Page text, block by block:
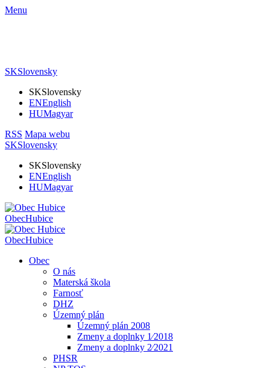
Menu
SKSlovensky
SKSlovensky
ENEnglish
HUMagyar
RSS Mapa webu
SKSlovensky
SKSlovensky
ENEnglish
HUMagyar
ObecHubice
ObecHubice
Obec
O nás
Materská škola
Farnosť
DHZ
Územný plán
Územný plán 2008
Zmeny a doplnky 1⁄2018
Zmeny a doplnky 2⁄2021
PHSR